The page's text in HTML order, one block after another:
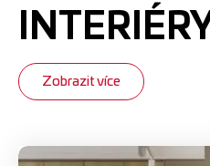
Zobrazit více